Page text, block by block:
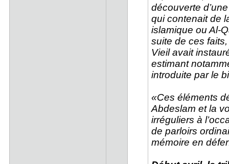
découverte
qui contenait de
islamique ou Al-
suite de ces
Vieil avait
estimant
introduite par le
«Ces éléments
Abdeslam et la
irréguliers à
de parloirs
mémoire en